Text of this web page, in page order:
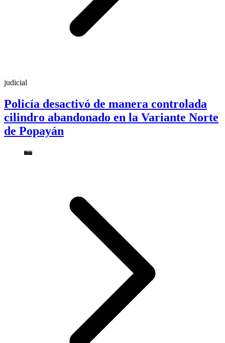
judicial
Policía desactivó de manera controlada
cilindro abandonado en la Variante Norte
de Popayán